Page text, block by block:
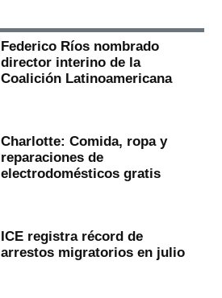
Federico Ríos nombrado
director interino de la
Coalición Latinoamericana
Charlotte: Comida, ropa y
reparaciones de
electrodomésticos gratis
ICE registra récord de
arrestos migratorios en julio